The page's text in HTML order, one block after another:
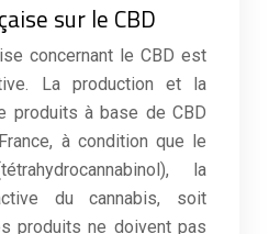
sur le CBD
concernant le CBD est
La production et la
produits à base de CBD
à condition que le
la
du cannabis, soit
produits ne doivent pas